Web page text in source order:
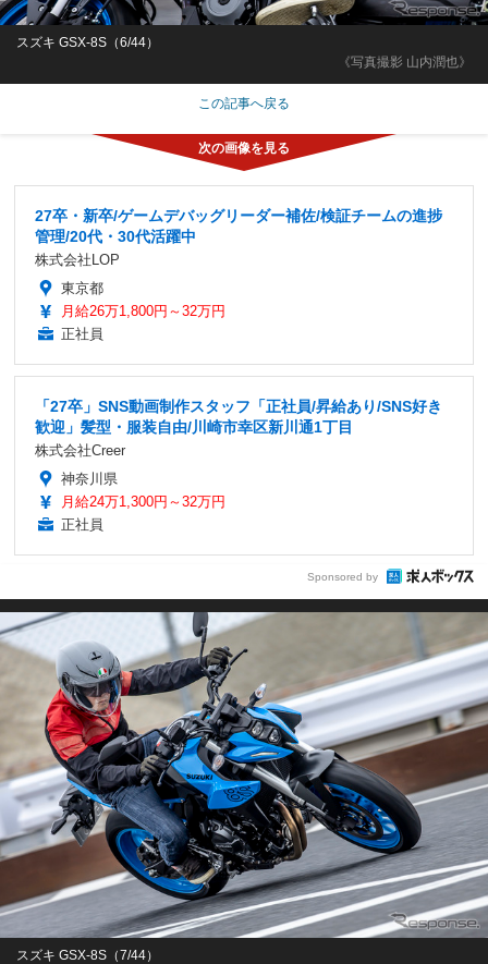
《写真撮影 山内潤也》
スズキ GSX-8S（6/44）
この記事へ戻る
27卒・新卒/ゲームデバッグリーダー補佐/検証チームの進捗
管理/20代・30代活躍中
株式会社LOP
東京都
月給26万1,800円～32万円
正社員
「27卒」SNS動画制作スタッフ「正社員/昇給あり/SNS好き
歓迎」髪型・服装自由/川崎市幸区新川通1丁目
株式会社Creer
神奈川県
月給24万1,300円～32万円
正社員
Sponsored by
スズキ GSX-8S（7/44）